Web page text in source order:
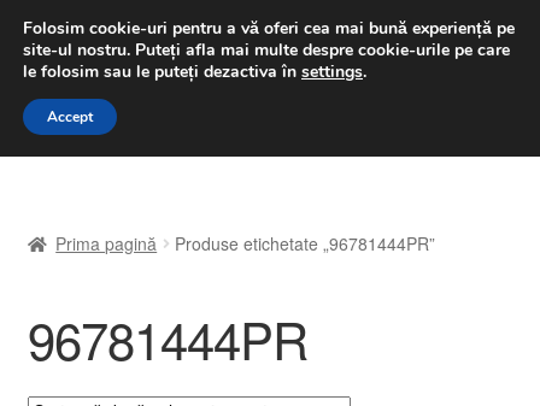
LIVRARE de la 33 lei
luni-vineri 9 a.m. - 4 p.m.031 229 6816
Sari
Sari
A lua legatura
Contul meu
Coș
Prima pagină Produse etichetate „96781444PR”
96781444PR
Folosim cookie-uri pentru a vă oferi cea mai bună experiență pe
site-ul nostru. Puteți afla mai multe despre cookie-urile pe care
le folosim sau le puteți dezactiva în settings.
Accept